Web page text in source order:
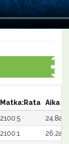
Matka:Rata
Aika
2100:5
24,8a
2100:1
26,2a